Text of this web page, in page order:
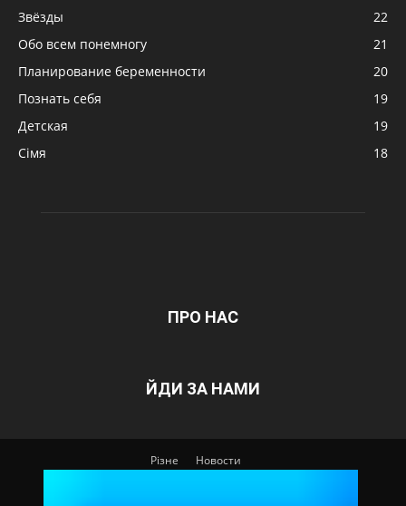
Звёзды
22
Обо всем понемногу
21
Планирование беременности
20
Познать себя
19
Детская
19
Сімя
18
ПРО НАС
ЙДИ ЗА НАМИ
Різне Новости